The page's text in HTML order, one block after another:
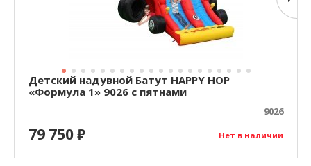
Детский надувной Батут HAPPY HOP
«Формула 1» 9026 с пятнами
9026
Нет в наличии
79 750₽